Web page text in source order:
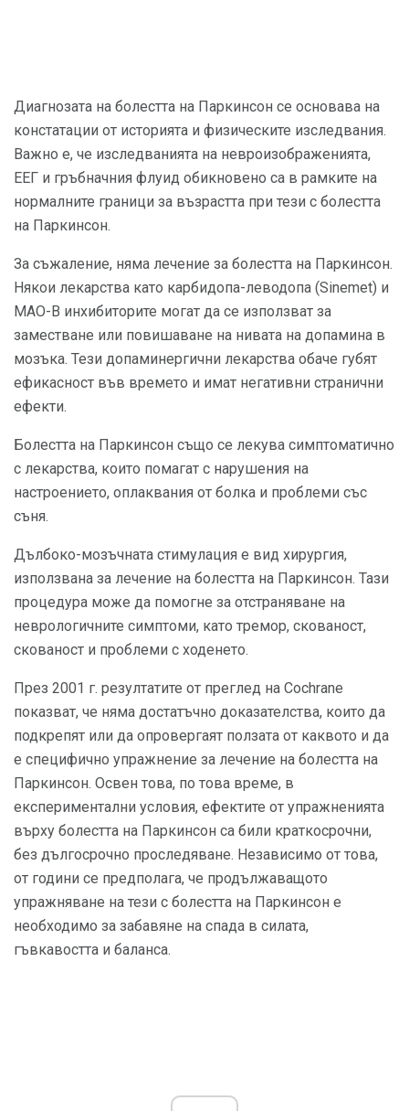
Диагнозата на болестта на Паркинсон се основава на
констатации от историята и физическите изследвания.
Важно е, че изследванията на невроизображенията,
ЕЕГ и гръбначния флуид обикновено са в рамките на
нормалните граници за възрастта при тези с болестта
на Паркинсон.
За съжаление, няма лечение за болестта на Паркинсон.
Някои лекарства като карбидопа-леводопа (Sinemet) и
МАО-В инхибиторите могат да се използват за
заместване или повишаване на нивата на допамина в
мозъка. Тези допаминергични лекарства обаче губят
ефикасност във времето и имат негативни странични
ефекти.
Болестта на Паркинсон също се лекува симптоматично
с лекарства, които помагат с нарушения на
настроението, оплаквания от болка и проблеми със
съня.
Дълбоко-мозъчната стимулация е вид хирургия,
използвана за лечение на болестта на Паркинсон. Тази
процедура може да помогне за отстраняване на
неврологичните симптоми, като тремор, скованост,
скованост и проблеми с ходенето.
През 2001 г. резултатите от преглед на Cochrane
показват, че няма достатъчно доказателства, които да
подкрепят или да опровергаят ползата от каквото и да
е специфично упражнение за лечение на болестта на
Паркинсон. Освен това, по това време, в
експериментални условия, ефектите от упражненията
върху болестта на Паркинсон са били краткосрочни,
без дългосрочно проследяване. Независимо от това,
от години се предполага, че продължаващото
упражняване на тези с болестта на Паркинсон е
необходимо за забавяне на спада в силата,
гъвкавостта и баланса.